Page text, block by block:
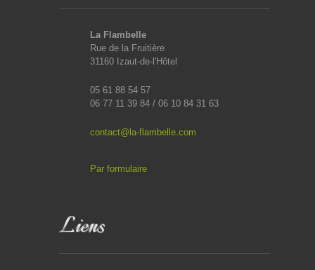
La Flambelle
Rue de la Fruitière
31160 Izaut-de-l'Hôtel
05 61 88 54 57
06 77 11 39 84 / 06 10 84 31 63
contact@la-flambelle.com
Par formulaire
Liens